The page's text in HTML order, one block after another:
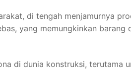
di tengah menjamurnya
yang memungkinkan barang
di dunia konstruksi, terutama